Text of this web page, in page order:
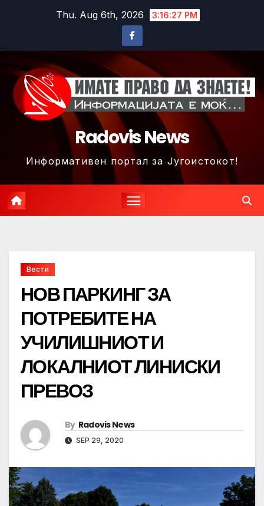
Thu. Aug 6th, 2026 3:16:30 PM
Radovis News
Информативен портал за Југоистокот!
Вести
НОВ ПАРКИНГ ЗА
ПОТРЕБИТЕ НА
УЧИЛИШНИОТ И
ЛОКАЛНИОТ ЛИНИСКИ
ПРЕВОЗ
By Radovis News
SEP 29, 2020